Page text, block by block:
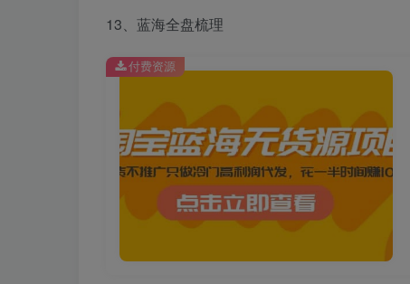
13、蓝海全盘梳理
付费资源